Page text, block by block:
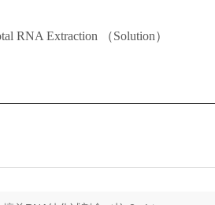
RNA Extraction （Solution）